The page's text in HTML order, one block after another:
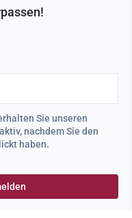
Sie unseren
nachdem Sie den
haben.